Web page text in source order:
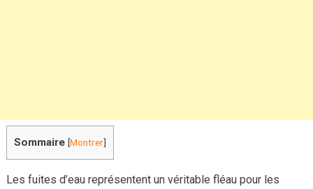
Sommaire [Montrer]
Les fuites d’eau représentent un véritable fléau pour les